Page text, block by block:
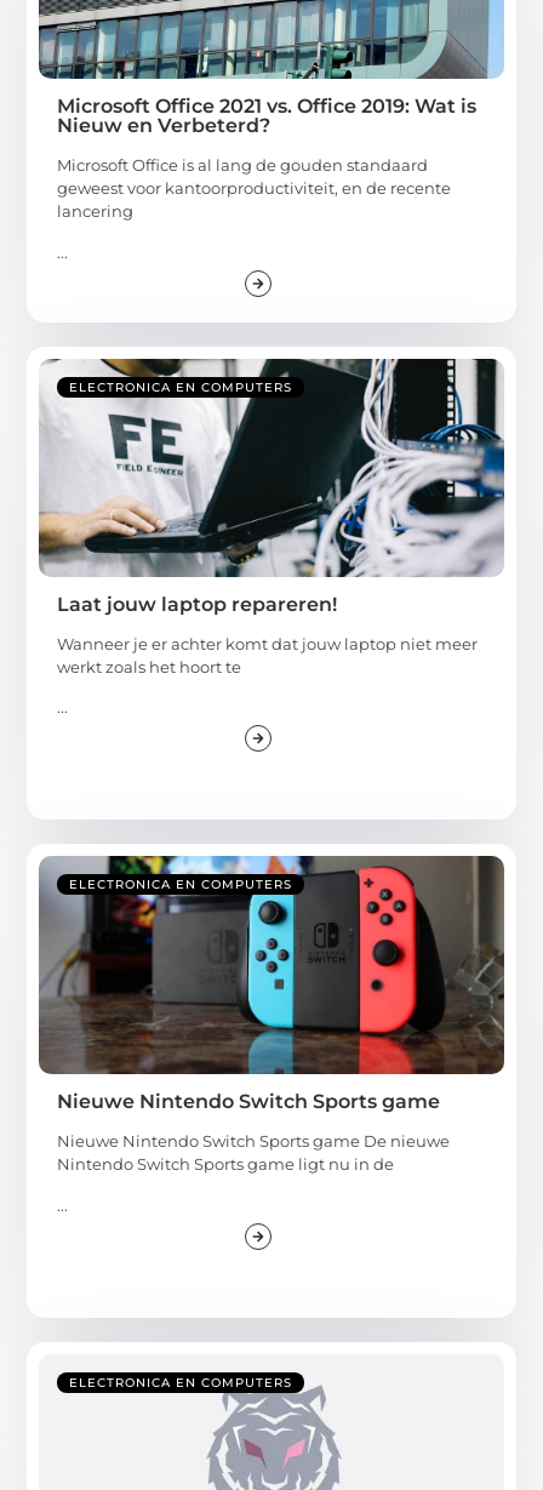
Microsoft Office 2021 vs. Office 2019: Wat is
Nieuw en Verbeterd?
Microsoft Office is al lang de gouden standaard
geweest voor kantoorproductiviteit, en de recente
lancering
...
ELECTRONICA EN COMPUTERS
Laat jouw laptop repareren!
Wanneer je er achter komt dat jouw laptop niet meer
werkt zoals het hoort te
...
ELECTRONICA EN COMPUTERS
Nieuwe Nintendo Switch Sports game
Nieuwe Nintendo Switch Sports game De nieuwe
Nintendo Switch Sports game ligt nu in de
...
ELECTRONICA EN COMPUTERS